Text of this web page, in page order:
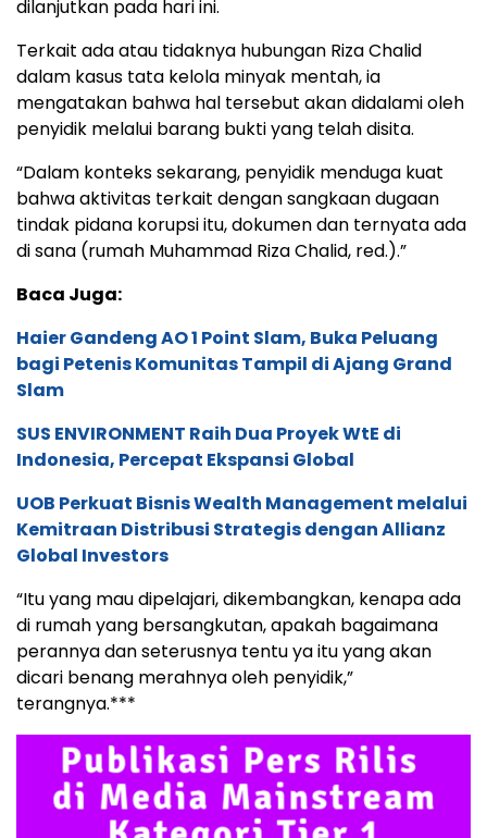
dilanjutkan pada hari ini.
Terkait ada atau tidaknya hubungan Riza Chalid
dalam kasus tata kelola minyak mentah, ia
mengatakan bahwa hal tersebut akan didalami oleh
penyidik melalui barang bukti yang telah disita.
“Dalam konteks sekarang, penyidik menduga kuat
bahwa aktivitas terkait dengan sangkaan dugaan
tindak pidana korupsi itu, dokumen dan ternyata ada
di sana (rumah Muhammad Riza Chalid, red.).”
Baca Juga:
Haier Gandeng AO 1 Point Slam, Buka Peluang
bagi Petenis Komunitas Tampil di Ajang Grand
Slam
SUS ENVIRONMENT Raih Dua Proyek WtE di
Indonesia, Percepat Ekspansi Global
UOB Perkuat Bisnis Wealth Management melalui
Kemitraan Distribusi Strategis dengan Allianz
Global Investors
“Itu yang mau dipelajari, dikembangkan, kenapa ada
di rumah yang bersangkutan, apakah bagaimana
perannya dan seterusnya tentu ya itu yang akan
dicari benang merahnya oleh penyidik,”
terangnya.***